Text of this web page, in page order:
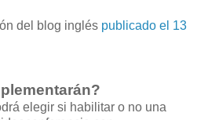
del blog inglés publicado el 13
elegir si habilitar o no una